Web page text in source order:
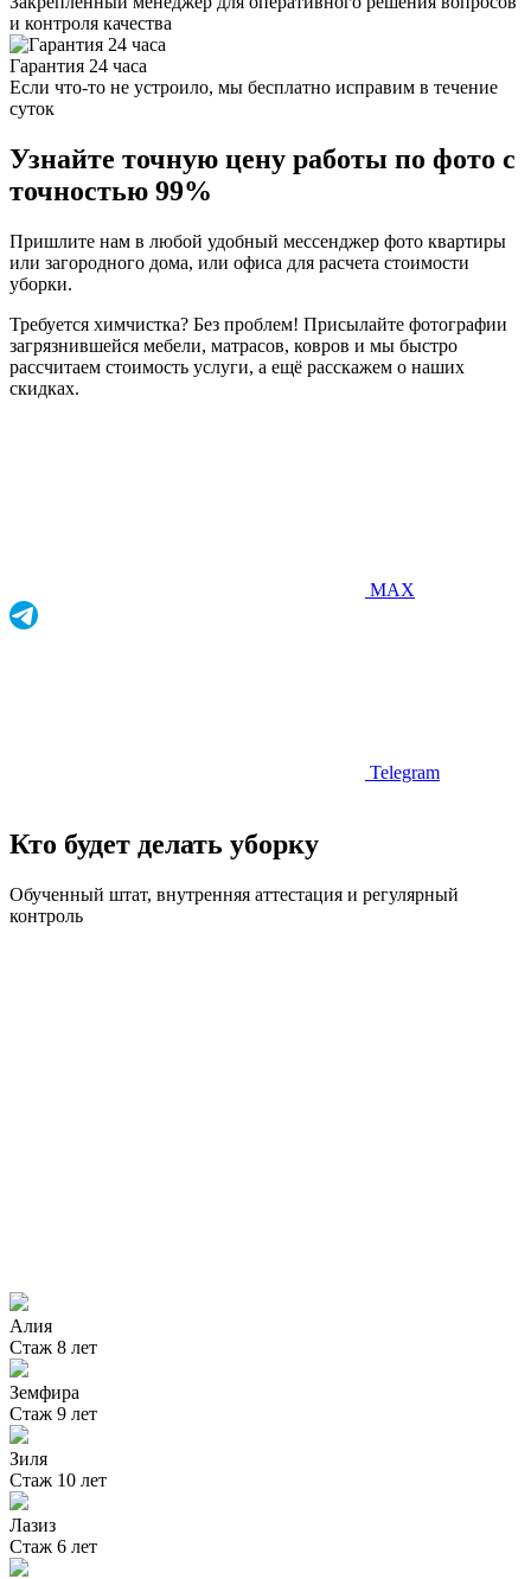
и контроля качества
Гарантия 24 часа
Если что-то не устроило, мы бесплатно исправим в течение
суток
Узнайте точную цену работы по фото с
точностью 99%
Пришлите нам в любой удобный мессенджер фото квартиры
или загородного дома, или офиса для расчета стоимости
уборки.
Требуется химчистка? Без проблем! Присылайте фотографии
загрязнившейся мебели, матрасов, ковров и мы быстро
рассчитаем стоимость услуги, а ещё расскажем о наших
скидках.
MAX
Telegram
Кто будет делать уборку
Обученный штат, внутренняя аттестация и регулярный
контроль
Алия
Стаж 8 лет
Земфира
Стаж 9 лет
Зиля
Стаж 10 лет
Лазиз
Стаж 6 лет